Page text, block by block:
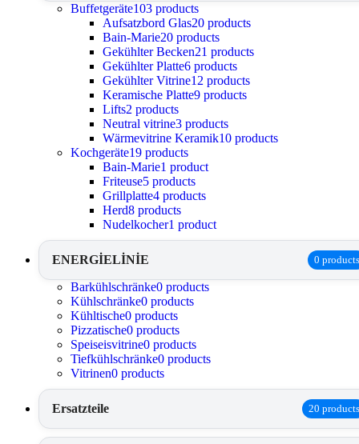
Buffetgeräte103 products
Aufsatzbord Glas20 products
Bain-Marie20 products
Gekühlter Becken21 products
Gekühlter Platte6 products
Gekühlter Vitrine12 products
Keramische Platte9 products
Lifts2 products
Neutral vitrine3 products
Wärmevitrine Keramik10 products
Kochgeräte19 products
Bain-Marie1 product
Friteuse5 products
Grillplatte4 products
Herd8 products
Nudelkocher1 product
ENERGİELİNİE 0 products
Barkühlschränke0 products
Kühlschränke0 products
Kühltische0 products
Pizzatische0 products
Speiseisvitrine0 products
Tiefkühlschränke0 products
Vitrinen0 products
Ersatzteile 20 products